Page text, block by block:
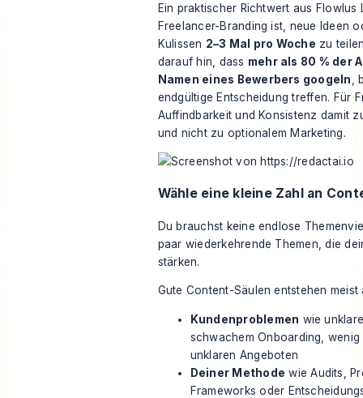
Ein praktischer Richtwert aus Flowlus
Freelancer-Branding ist, neue Ideen
Kulissen 2–3 Mal pro Woche zu
darauf hin, dass mehr als 80 % der
Namen eines Bewerbers googeln
,
endgültige Entscheidung treffen. Für
Auffindbarkeit und Konsistenz damit
und nicht zu optionalem Marketing.
Wähle eine kleine Zahl an
Du brauchst keine endlose
paar wiederkehrende Themen, die
stärken.
Gute Content-Säulen entstehen meist
Kundenproblemen wie
schwachem Onboarding,
unklaren Angeboten
Deiner Methode wie Audits,
Frameworks oder